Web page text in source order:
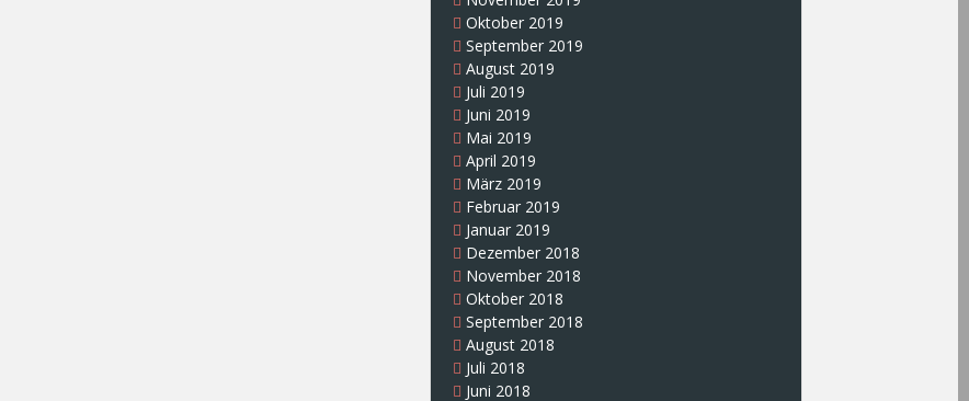
Oktober 2019
September 2019
August 2019
Juli 2019
Juni 2019
Mai 2019
April 2019
März 2019
Februar 2019
Januar 2019
Dezember 2018
November 2018
Oktober 2018
September 2018
August 2018
Juli 2018
Juni 2018